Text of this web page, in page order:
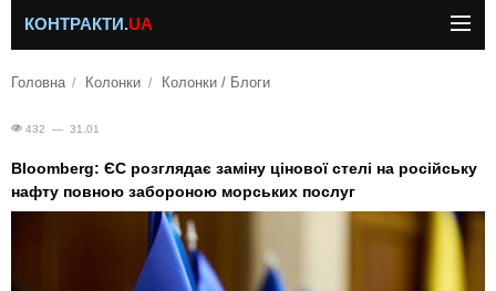
КОНТРАКТИ.UA
Головна Колонки Колонки / Блоги
432 — 31.01
Bloomberg: ЄС розглядає заміну цінової стелі на російську
нафту повною забороною морських послуг